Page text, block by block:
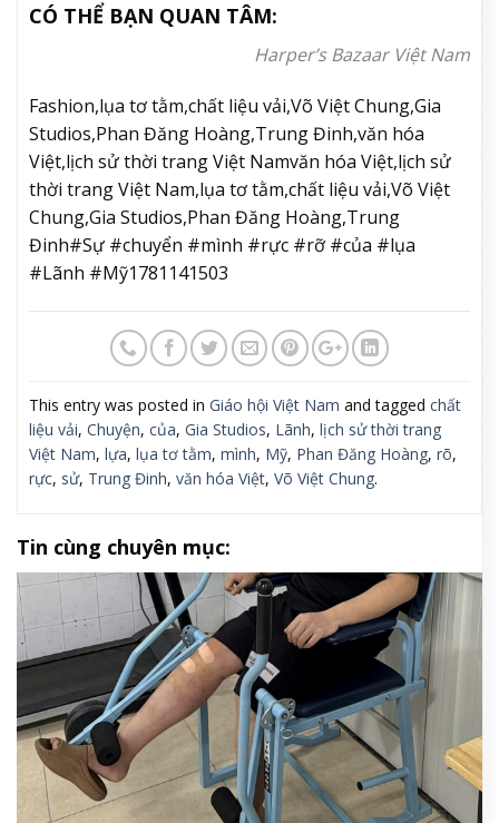
CÓ THỂ BẠN QUAN TÂM:
Harper’s Bazaar Việt Nam
Fashion,lụa tơ tằm,chất liệu vải,Võ Việt Chung,Gia
Studios,Phan Đăng Hoàng,Trung Đinh,văn hóa
Việt,lịch sử thời trang Việt Namvăn hóa Việt,lịch sử
thời trang Việt Nam,lụa tơ tằm,chất liệu vải,Võ Việt
Chung,Gia Studios,Phan Đăng Hoàng,Trung
Đinh#Sự #chuyển #mình #rực #rỡ #của #lụa
#Lãnh #Mỹ1781141503
This entry was posted in Giáo hội Việt Nam and tagged chất
liệu vải, Chuyện, của, Gia Studios, Lãnh, lịch sử thời trang
Việt Nam, lựa, lụa tơ tằm, mình, Mỹ, Phan Đăng Hoàng, rõ,
rực, sử, Trung Đinh, văn hóa Việt, Võ Việt Chung.
Tin cùng chuyên mục: